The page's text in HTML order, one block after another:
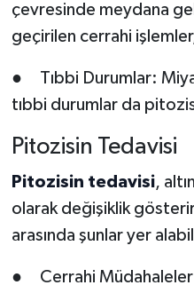
çevresinde meydana
geçirilen cerrahi
● Tıbbi Durumlar:
tıbbi durumlar da
Pitozisin Tedavisi
Pitozisin tedavisi,
olarak değişiklik
arasında şunlar yer
● Cerrahi Müdahaleler: